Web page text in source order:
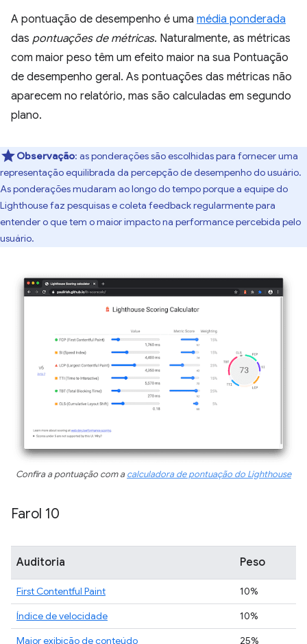
A pontuação de desempenho é uma média ponderada
das pontuações de métricas. Naturalmente, as métricas
com maior peso têm um efeito maior na sua Pontuação
de desempenho geral. As pontuações das métricas não
aparecem no relatório, mas são calculadas em segundo
plano.
Observação: as ponderações são escolhidas para fornecer uma
representação equilibrada da percepção de desempenho do usuário.
As ponderações mudaram ao longo do tempo porque a equipe do
Lighthouse faz pesquisas e coleta feedback regularmente para
entender o que tem o maior impacto na performance percebida pelo
usuário.
Confira a pontuação com acalculadora de pontuação do Lighthouse
Farol 10
Auditoria Peso
First Contentful Paint
10%
Índice de velocidade
10%
Maior exibição de conteúdo
25%